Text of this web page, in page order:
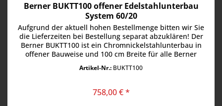
Berner BUKTT100 offener Edelstahlunterbau
System 60/20
Aufgrund der aktuell hohen Bestellmenge bitten wir Sie
die Lieferzeiten bei Bestellung separat abzuklären! Der
Berner BUKTT100 ist ein Chromnickelstahlunterbau in
offener Bauweise und 100 cm Breite für alle Berner
Artikel-Nr.: BUKTT100
758,00 € *